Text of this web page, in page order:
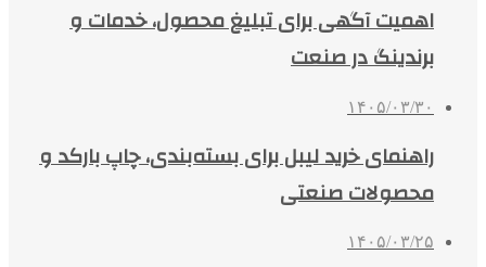
اهمیت آگهی برای تبلیغ محصول، خدمات و
برندینگ در صنعت
۱۴۰۵/۰۳/۳۰
راهنمای خرید لیبل برای بسته‌بندی، چاپ بارکد و
محصولات صنعتی
۱۴۰۵/۰۳/۲۵